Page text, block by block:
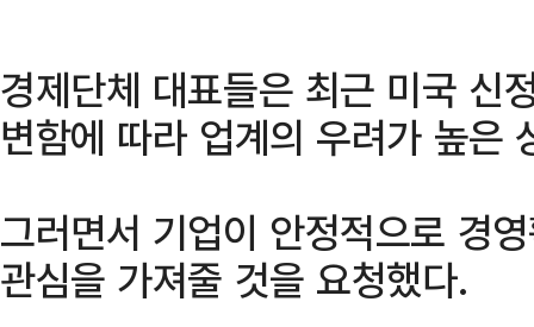
경제단체 대표들은 최근 미국 신
변함에 따라 업계의 우려가 높은
그러면서 기업이 안정적으로 경
관심을 가져줄 것을 요청했다.